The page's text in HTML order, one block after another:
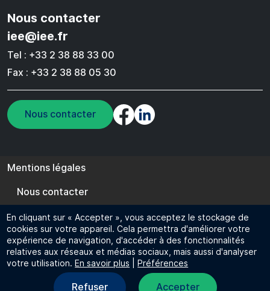
Nous contacter
iee@iee.fr
Tel : +33 2 38 88 33 00
Fax : +33 2 38 88 05 30
Nous contacter
Pied de page
Mentions légales
Nous contacter
Cookie management
FR EN
© 2024 IEE - Tous droits réservés
En cliquant sur « Accepter », vous acceptez le stockage de
cookies sur votre appareil. Cela permettra d'améliorer votre
expérience de navigation, d'accéder à des fonctionnalités
relatives aux réseaux et médias sociaux, mais aussi d'analyser
votre utilisation.En savoir plus |Préférences
Refuser Accepter